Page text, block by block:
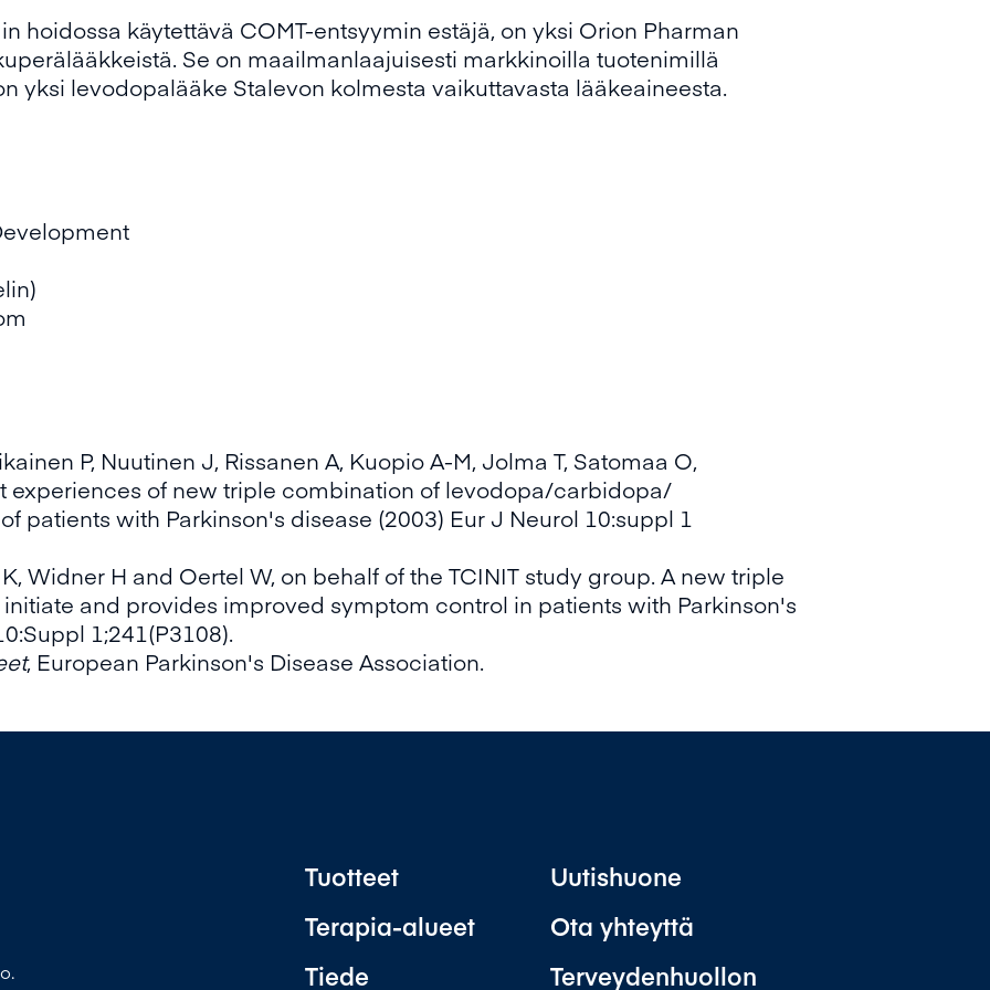
hoidossa käytettävä COMT-entsyymin estäjä, on yksi Orion Pharman
Se on maailmanlaajuisesti markkinoilla tuotenimillä
yksi levodopalääke Stalevon kolmesta vaikuttavasta lääkeaineesta.
P, Nuutinen J, Rissanen A, Kuopio A-M, Jolma T, Satomaa O,
experiences of new triple combination of levodopa/carbidopa/
patients with Parkinson's disease (2003) Eur J Neurol 10:suppl 1
Widner H and Oertel W, on behalf of the TCINIT study group. A new triple
and provides improved symptom control in patients with Parkinson's
1;241(P3108).
, European Parkinson's Disease Association.
Tuotteet
Terapia-alueet
Tiede
Uutishuone
Ota yhteyttä
Terveydenhuollon